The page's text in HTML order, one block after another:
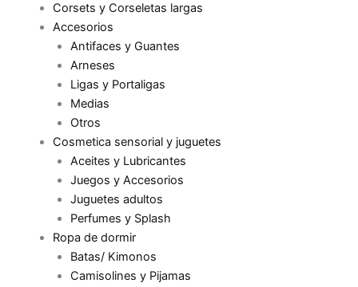
Corsets y Corseletas largas
Accesorios
Antifaces y Guantes
Arneses
Ligas y Portaligas
Medias
Otros
Cosmetica sensorial y juguetes
Aceites y Lubricantes
Juegos y Accesorios
Juguetes adultos
Perfumes y Splash
Ropa de dormir
Batas/ Kimonos
Camisolines y Pijamas